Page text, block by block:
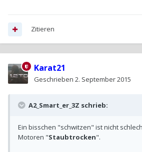
Zitieren
Karat21
Geschrieben 2. September 2015
A2_Smart_er_3Z schrieb:
Ein bisschen "schwitzen" ist nicht
Motoren "Staubtrocken".